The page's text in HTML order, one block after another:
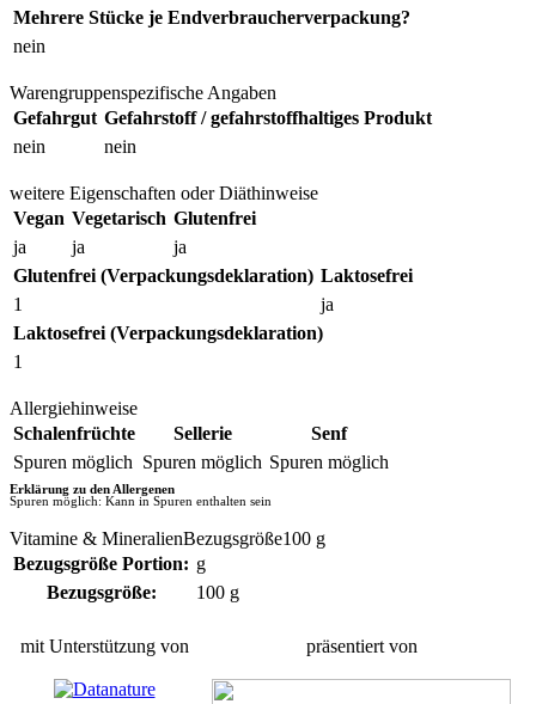
Mehrere Stücke je Endverbraucherverpackung?
nein
Warengruppenspezifische Angaben
Gefahrgut
nein
Gefahrstoff / gefahrstoffhaltiges Produkt
nein
weitere Eigenschaften oder Diäthinweise
Vegan
ja
Vegetarisch
ja
Glutenfrei
ja
Glutenfrei (Verpackungsdeklaration)
1
Laktosefrei
ja
Laktosefrei (Verpackungsdeklaration)
1
Allergiehinweise
Schalenfrüchte
Spuren möglich
Sellerie
Spuren möglich
Senf
Spuren möglich
Erklärung zu den Allergenen
Spuren möglich: Kann in Spuren enthalten sein
Vitamine & MineralienBezugsgröße100 g
Bezugsgröße Portion: g
Bezugsgröße:
100 g
mit Unterstützung von präsentiert von